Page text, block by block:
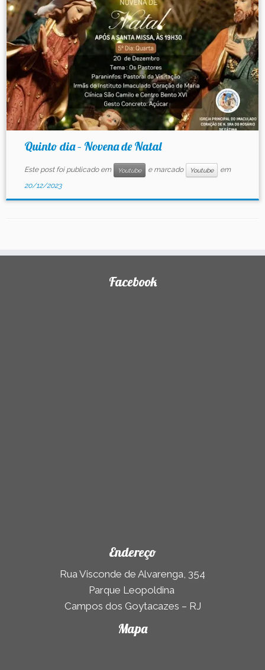
Contato
Quinto dia – Novena de Natal
Este post foi publicado em Youtube e marcado Youtube
em
20/12/2023
Facebook
Endereço
Rua Visconde de Alvarenga, 354
Parque Leopoldina
Campos dos Goytacazes – RJ
Mapa